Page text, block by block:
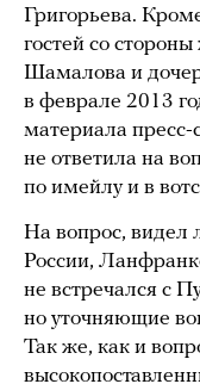
Григорьева.
гостей со
Шамалова и
в феврале 2013
материала
не ответила на
по имейлу и в
На вопрос, видел
России,
не встречался с
но уточняющие
Так же, как и